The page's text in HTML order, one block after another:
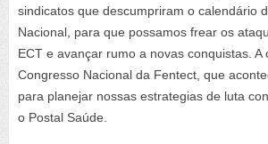
sindicatos que descumpriram o calendário
Nacional, para que possamos frear os
ECT e avançar rumo a novas conquistas. A
Congresso Nacional da Fentect, que
para planejar nossas estrategias de luta
o Postal Saúde.